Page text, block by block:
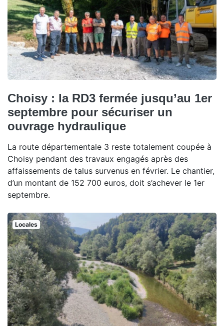
Choisy : la RD3 fermée jusqu’au 1er
septembre pour sécuriser un
ouvrage hydraulique
La route départementale 3 reste totalement coupée à
Choisy pendant des travaux engagés après des
affaissements de talus survenus en février. Le chantier,
d’un montant de 152 700 euros, doit s’achever le 1er
septembre.
Locales